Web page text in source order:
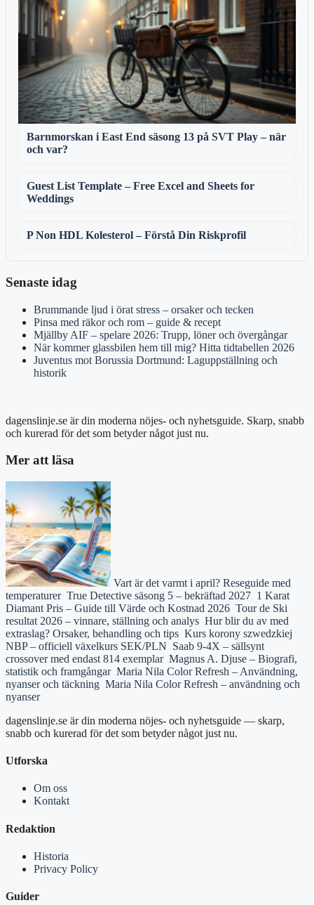
Barnmorskan i East End säsong 13 på SVT Play – när
och var?
Guest List Template – Free Excel and Sheets for
Weddings
P Non HDL Kolesterol – Förstå Din Riskprofil
Senaste idag
Brummande ljud i örat stress – orsaker och tecken
Pinsa med räkor och rom – guide & recept
Mjällby AIF – spelare 2026: Trupp, löner och övergångar
När kommer glassbilen hem till mig? Hitta tidtabellen 2026
Juventus mot Borussia Dortmund: Laguppställning och
historik
dagenslinje.se är din moderna nöjes- och nyhetsguide. Skarp, snabb
och kurerad för det som betyder något just nu.
Mer att läsa
Vart är det varmt i april? Reseguide med
temperaturer True Detective säsong 5 – bekräftad 2027 1 Karat
Diamant Pris – Guide till Värde och Kostnad 2026 Tour de Ski
resultat 2026 – vinnare, ställning och analys Hur blir du av med
extraslag? Orsaker, behandling och tips Kurs korony szwedzkiej
NBP – officiell växelkurs SEK/PLN Saab 9-4X – sällsynt
crossover med endast 814 exemplar Magnus A. Djuse – Biografi,
statistik och framgångar Maria Nila Color Refresh – Användning,
nyanser och täckning Maria Nila Color Refresh – användning och
nyanser
dagenslinje.se är din moderna nöjes- och nyhetsguide — skarp,
snabb och kurerad för det som betyder något just nu.
Utforska
Om oss
Kontakt
Redaktion
Historia
Privacy Policy
Guider